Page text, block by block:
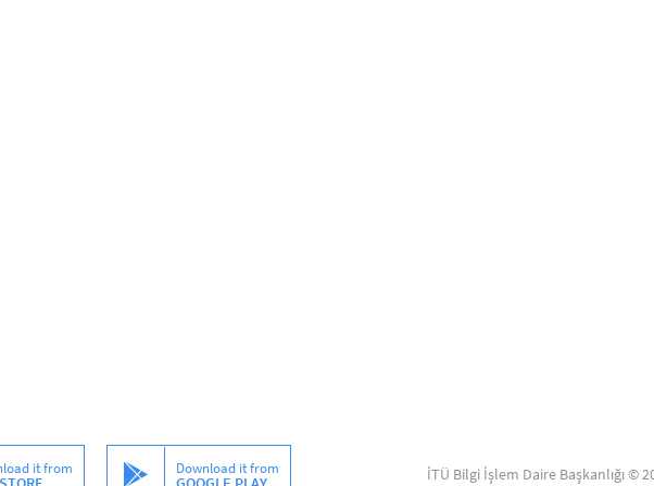
it from Download it from İTÜ Bilgi İşlem Daire Başkanlığı ©